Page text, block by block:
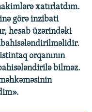
xatırlatdım.
görə inzibati
hesab üzərindəki
orqanının
bilməz.